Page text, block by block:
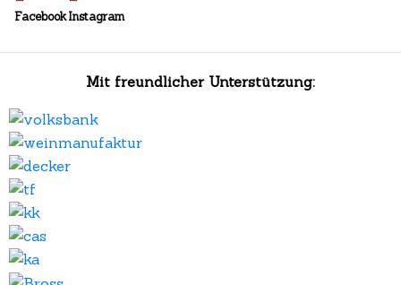
FacebookInstagram
Mit freundlicher Unterstützung: